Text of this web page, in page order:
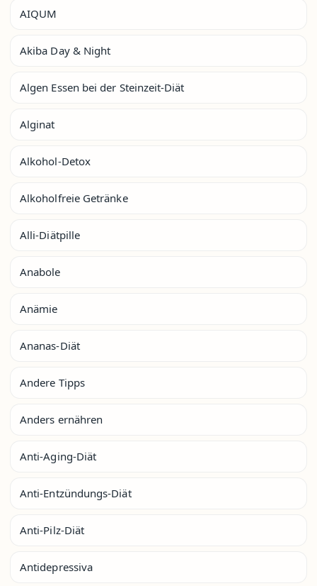
AIQUM
Akiba Day & Night
Algen Essen bei der Steinzeit-Diät
Alginat
Alkohol-Detox
Alkoholfreie Getränke
Alli-Diätpille
Anabole
Anämie
Ananas-Diät
Andere Tipps
Anders ernähren
Anti-Aging-Diät
Anti-Entzündungs-Diät
Anti-Pilz-Diät
Antidepressiva